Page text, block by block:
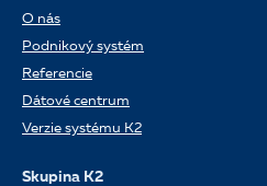
O nás
Podnikový systém
Referencie
Dátové centrum
Verzie systému K2
Skupina K2